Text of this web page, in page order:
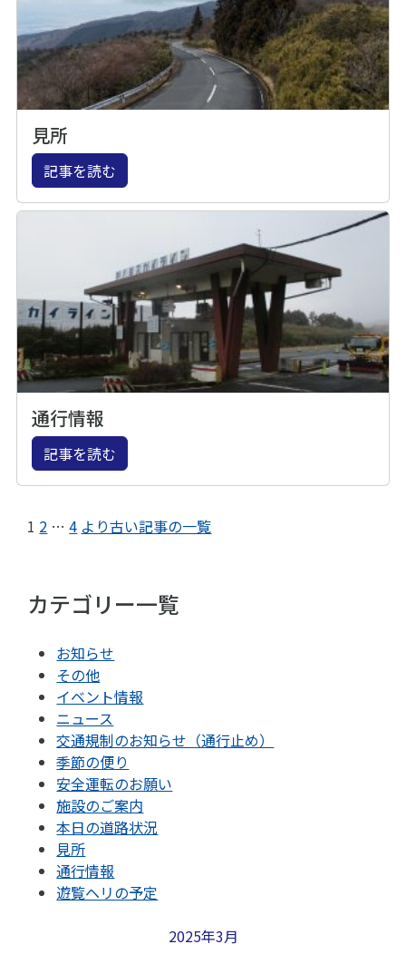
見所
記事を読む
通行情報
記事を読む
1 2 … 4 より古い記事の一覧
カテゴリー一覧
お知らせ
その他
イベント情報
ニュース
交通規制のお知らせ（通行止め）
季節の便り
安全運転のお願い
施設のご案内
本日の道路状況
見所
通行情報
遊覧ヘリの予定
2025年3月